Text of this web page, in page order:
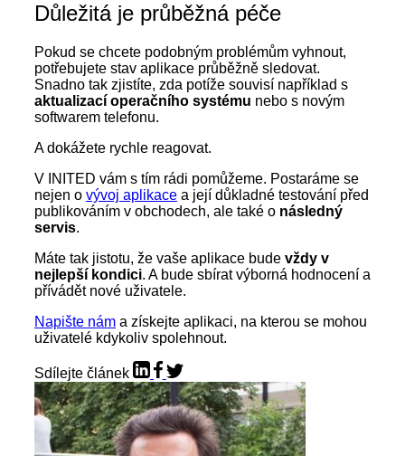
Důležitá je průběžná péče
Pokud se chcete podobným problémům vyhnout,
potřebujete stav aplikace průběžně sledovat.
Snadno tak zjistíte, zda potíže souvisí například s
aktualizací operačního systému nebo s novým
softwarem telefonu.
A dokážete rychle reagovat.
V INITED vám s tím rádi pomůžeme. Postaráme se
nejen o vývoj aplikace a její důkladné testování před
publikováním v obchodech, ale také o následný
servis.
Máte tak jistotu, že vaše aplikace bude vždy v
nejlepší kondici. A bude sbírat výborná hodnocení a
přívádět nové uživatele.
Napište nám a získejte aplikaci, na kterou se mohou
uživatelé kdykoliv spolehnout.
Sdílejte článek